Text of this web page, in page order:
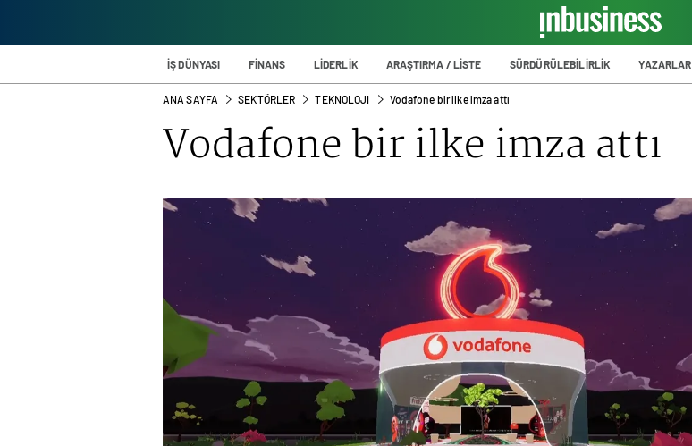
İŞ DÜNYASI FİNANS LİDERLİK ARAŞTIRMA / LİSTE SÜRDÜRÜLEBİLİRLİK YAZARLAR
ANA SAYFA SEKTÖRLER TEKNOLOJI Vodafone bir ilke imza attı
Vodafone bir ilke imza attı